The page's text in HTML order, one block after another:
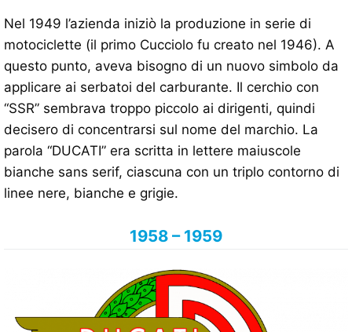
Nel 1949 l’azienda iniziò la produzione in serie di
motociclette (il primo Cucciolo fu creato nel 1946). A
questo punto, aveva bisogno di un nuovo simbolo da
applicare ai serbatoi del carburante. Il cerchio con
“SSR” sembrava troppo piccolo ai dirigenti, quindi
decisero di concentrarsi sul nome del marchio. La
parola “DUCATI” era scritta in lettere maiuscole
bianche sans serif, ciascuna con un triplo contorno di
linee nere, bianche e grigie.
1958 – 1959